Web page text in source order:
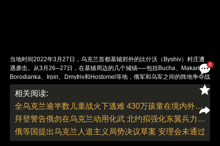
0
当地时间2022年3月27日，乌克兰首都基辅郊外的比什沃（Byshiv）村庄遭
遇袭击。从3月26─27日，在基辅周边的几个城镇──包括Bucha、Makariv、
Borodianka、Irpin、Dmytriv和Hostomel等地，俄军和乌军之间的阵地争夺战
斗仍在继续，乌军试图对这些位于基辅市区西侧和西北侧的周边城镇进行反
攻。图：Anastasia Vlasova/视觉中国
责任编辑：白雪 | 版面编辑：白雪
相关阅读:
全乌克兰逾半数儿童战火下逃难 430万孩童在境内外流离
拜登警告俄勿在乌克兰动用化武 北约拟强化东翼兵力部署
俄等国提出乌克兰人道主义局势决议草案 安理会未通过